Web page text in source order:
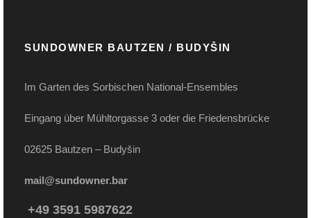
SUNDOWNER BAUTZEN / BUDYŠIN
Im Garten des Sorbischen National-Ensembles
Eingang über Mühltorgasse 3 oder die Friedensbrücke
02625 Bautzen – Budyšin
mail@sundowner.bar
+49 3591 5987622